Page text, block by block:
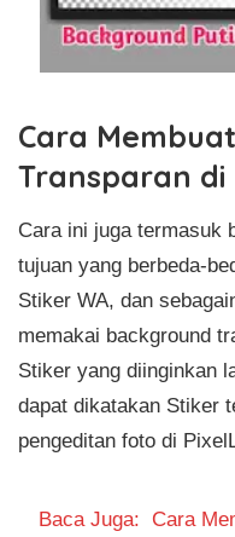
Cara
Transparan di
Cara ini juga termasuk
tujuan yang berbeda-
Stiker WA, dan
memakai background
Stiker yang diinginkan
dapat dikatakan Stiker
pengeditan foto di
Baca Juga: Cara